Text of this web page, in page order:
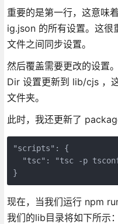
重要的是第一行，这意味
ig.json 的所有设置。这很
文件之间同步设置。
然后覆盖需要更改的设置
Dir 设置更新到 lib/cjs ，
文件夹。
此时，我还更新了
"scripts": {
"tsc": "tsc -p
}
现在，当我们运行 npm
我们的lib目录将如下所示：